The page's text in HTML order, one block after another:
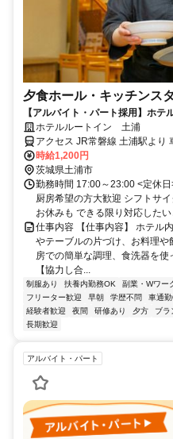
夕食ホール・キッチンス
【アルバイト・パート採用】ホ
未経験歓迎！学生・主婦活躍中
ホテルルートイン 土浦
アクセス JR常磐線 土浦駅より
時給1,200円
茨城県土浦市
勤務時間 17:00～23:00 <定休
厨房希望の方大歓迎 シフトサ
お休みも できる限り対応した
仕事内容 【仕事内容】 ホテル
やテーブルの片づけ、お料理
房での簡単な調理、食洗器を使
【協力し合...
制服あり 扶養内勤務OK 副業・Wワー
フリーター歓迎
早朝 学歴不問 車通
経験者歓迎
夜間 研修あり 夕方 ブラ
長期歓迎
アルバイト・パート